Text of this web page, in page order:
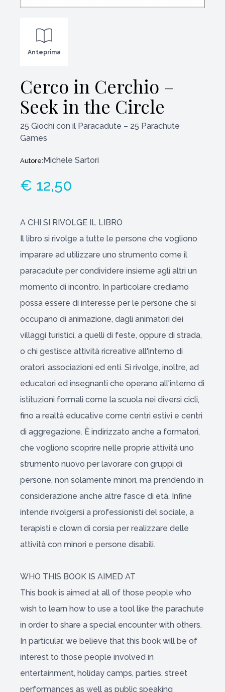
Anteprima
Cerco in Cerchio –
Seek in the Circle
25 Giochi con il Paracadute – 25 Parachute
Games
Autore:Michele Sartori
€ 12,50
A CHI SI RIVOLGE IL LIBRO
Il libro si rivolge a tutte le persone che vogliono
imparare ad utilizzare uno strumento come il
paracadute per condividere insieme agli altri un
momento di incontro. In particolare crediamo
possa essere di interesse per le persone che si
occupano di animazione, dagli animatori dei
villaggi turistici, a quelli di feste, oppure di strada,
o chi gestisce attività ricreative all'interno di
oratori, associazioni ed enti. Si rivolge, inoltre, ad
educatori ed insegnanti che operano all'interno di
istituzioni formali come la scuola nei diversi cicli,
fino a realtà educative come centri estivi e centri
di aggregazione. È indirizzato anche a formatori,
che vogliono scoprire nelle proprie attività uno
strumento nuovo per lavorare con gruppi di
persone, non solamente minori, ma prendendo in
considerazione anche altre fasce di età. Infine
intende rivolgersi a professionisti del sociale, a
terapisti e clown di corsia per realizzare delle
attività con minori e persone disabili.
WHO THIS BOOK IS AIMED AT
This book is aimed at all of those people who
wish to learn how to use a tool like the parachute
in order to share a special encounter with others.
In particular, we believe that this book will be of
interest to those people involved in
entertainment, holiday camps, parties, street
performances as well as public speaking